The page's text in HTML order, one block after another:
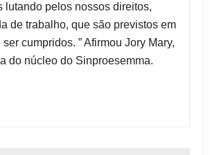
lutando pelos nossos direitos,
de trabalho, que são previstos em
ser cumpridos. ” Afirmou Jory Mary,
do núcleo do Sinproesemma.